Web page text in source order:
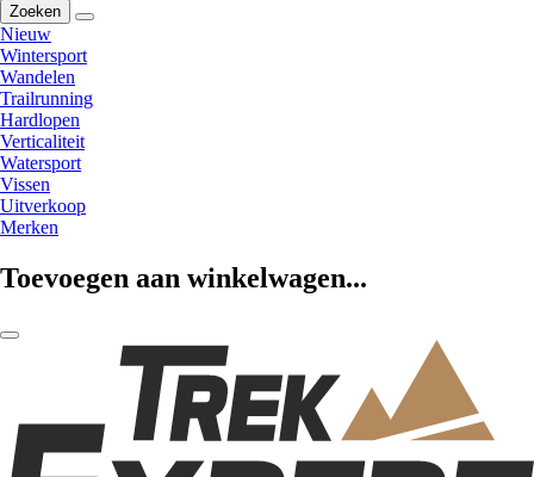
Zoeken
Nieuw
Wintersport
Wandelen
Trailrunning
Hardlopen
Verticaliteit
Watersport
Vissen
Uitverkoop
Merken
Toevoegen aan winkelwagen...